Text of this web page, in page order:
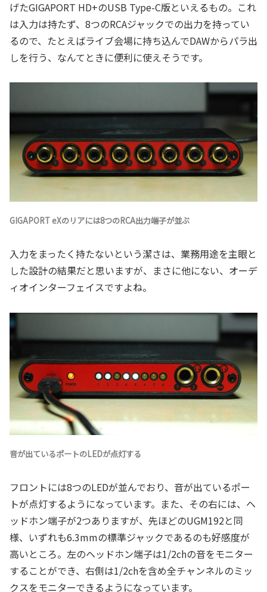
げたGIGAPORT HD+のUSB Type-C版といえるもの。これ
は入力は持たず、8つのRCAジャックでの出力を持ってい
るので、たとえばライブ会場に持ち込んでDAWからパラ出
しを行う、なんてときに便利に使えそうです。
GIGAPORT eXのリアには8つのRCA出力端子が並ぶ
入力をまったく持たないという潔さは、業務用途を主眼と
した設計の結果だと思いますが、まさに他にない、オーデ
ィオインターフェイスですよね。
音が出ているポートのLEDが点灯する
フロントには8つのLEDが並んでおり、音が出ているポー
トが点灯するようになっています。また、その右には、ヘ
ッドホン端子が2つありますが、先ほどのUGM192と同
様、いずれも6.3mmの標準ジャックであるのも好感度が
高いところ。左のヘッドホン端子は1/2chの音をモニター
することができ、右側は1/2chを含め全チャンネルのミッ
クスをモニターできるようになっています。